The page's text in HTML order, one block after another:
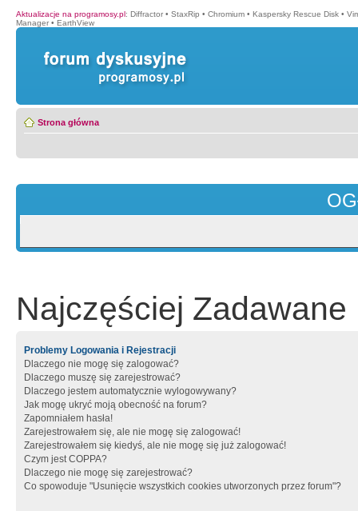
Aktualizacje na programosy.pl: Diffractor • StaxRip • Chromium • Kaspersky Rescue Disk •
Manager • EarthView
Strona główna
Najczęściej Zadawane
Problemy Logowania i Rejestracji
Dlaczego nie mogę się zalogować?
Dlaczego muszę się zarejestrować?
Dlaczego jestem automatycznie wylogowywany?
Jak mogę ukryć moją obecność na forum?
Zapomniałem hasła!
Zarejestrowałem się, ale nie mogę się zalogować!
Zarejestrowałem się kiedyś, ale nie mogę się już zalogować!
Czym jest COPPA?
Dlaczego nie mogę się zarejestrować?
Co spowoduje "Usunięcie wszystkich cookies utworzonych przez forum"?